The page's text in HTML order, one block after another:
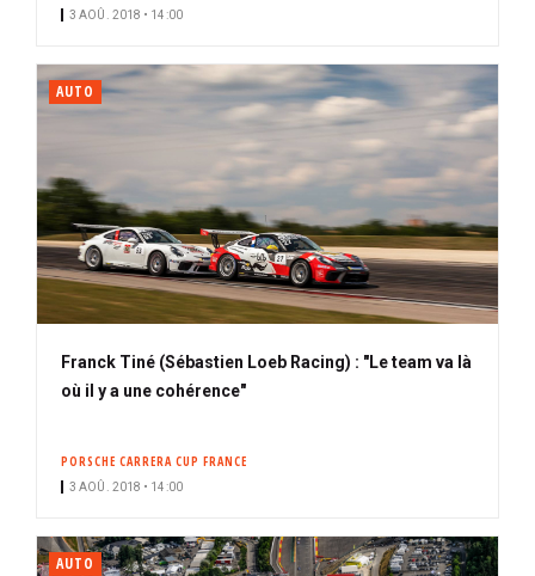
3 AOÛ. 2018 • 14:00
AUTO
Franck Tiné (Sébastien Loeb Racing) : "Le team va là
où il y a une cohérence"
PORSCHE CARRERA CUP FRANCE
3 AOÛ. 2018 • 14:00
AUTO